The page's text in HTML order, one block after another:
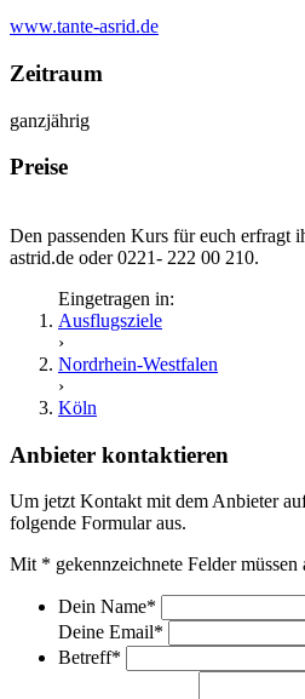
www.tante-asrid.de
Zeitraum
ganzjährig
Preise
Den passenden Kurs für euch erfragt
astrid.de oder 0221- 222 00 210.
Eingetragen in:
Ausflugsziele
›
Nordrhein-Westfalen
›
Köln
Anbieter kontaktieren
Um jetzt Kontakt mit dem Anbieter
folgende Formular aus.
Mit * gekennzeichnete Felder
Dein Name*
Deine Email*
Betreff*